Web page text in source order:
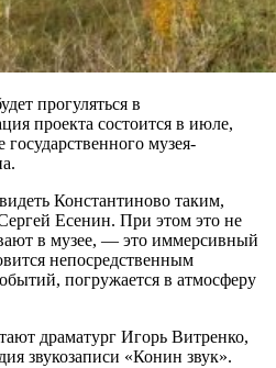
прогуляться в
проекта состоится в июле,
музея-
Константиново таким,
Есенин. При этом это не
в музее, — это иммерсивный
непосредственным
погружается в атмосферу
драматург Игорь Витренко,
звукозаписи «Конин звук».